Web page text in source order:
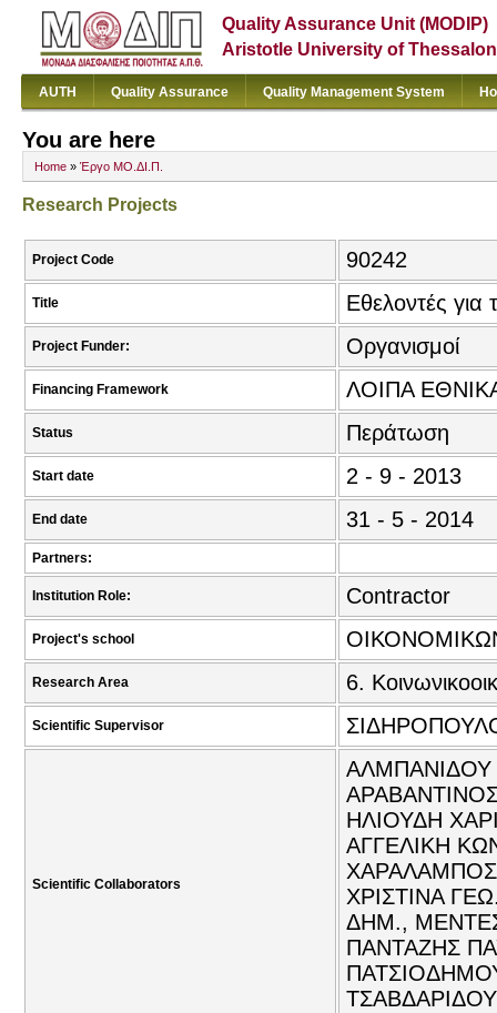
Quality Assurance Unit (MODIP)
Aristotle University of
AUTH Quality Assurance Quality Management System
You are here
Home » Έργο ΜΟ.ΔΙ.Π.
Research Projects
Project Code 90242
Title Εθελοντές για
Project Funder: Οργανισμοί
Financing Framework ΛΟΙΠΑ
Status Περάτωση
Start date 2 - 9 - 2013
End date 31 - 5 - 2014
Partners:
Institution Role: Contractor
Project's school
Research Area 6.
Scientific Supervisor
Scientific Collaborators
ΑΛΜΠΑΝΙΔΟΥ
ΗΛΙΟΥΔΗ
ΑΓΓΕΛΙΚΗ
ΧΑΡΑΛΑΜΠΟΣ
ΧΡΙΣΤΙΝΑ
ΔΗΜ.,
ΠΑΝΤΑΖΗΣ